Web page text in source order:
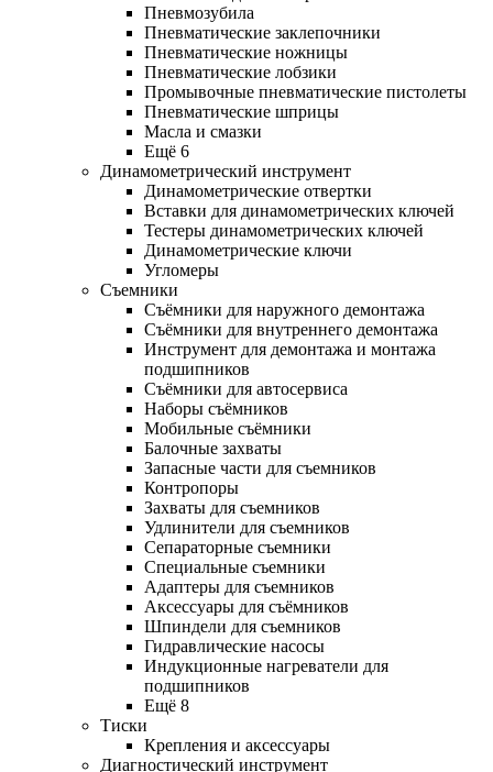
Пневмозубила
Пневматические заклепочники
Пневматические ножницы
Пневматические лобзики
Промывочные пневматические пистолеты
Пневматические шприцы
Масла и смазки
Ещё 6
Динамометрический инструмент
Динамометрические отвертки
Вставки для динамометрических ключей
Тестеры динамометрических ключей
Динамометрические ключи
Угломеры
Съемники
Съёмники для наружного демонтажа
Съёмники для внутреннего демонтажа
Инструмент для демонтажа и монтажа
подшипников
Съёмники для автосервиса
Наборы съёмников
Мобильные съёмники
Балочные захваты
Запасные части для съемников
Контропоры
Захваты для съемников
Удлинители для съемников
Сепараторные съемники
Специальные съемники
Адаптеры для съемников
Аксессуары для съёмников
Шпиндели для съемников
Гидравлические насосы
Индукционные нагреватели для
подшипников
Ещё 8
Тиски
Крепления и аксессуары
Диагностический инструмент